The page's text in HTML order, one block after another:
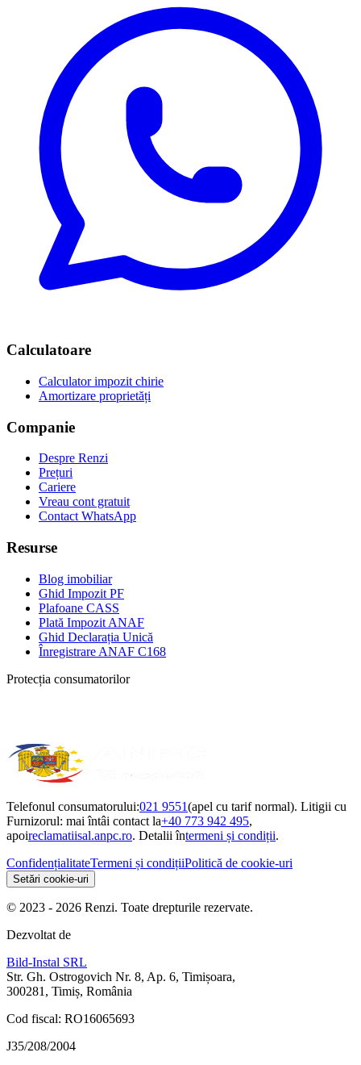
Calculatoare
Calculator impozit chirie
Amortizare proprietăți
Companie
Despre Renzi
Prețuri
Cariere
Vreau cont gratuit
Contact WhatsApp
Resurse
Blog imobiliar
Ghid Impozit PF
Plafoane CASS
Plată Impozit ANAF
Ghid Declarația Unică
Înregistrare ANAF C168
Protecția consumatorilor
Telefonul consumatorului:021 9551(apel cu tarif normal). Litigii cu
Furnizorul: mai întâi contact la+40 773 942 495,
apoireclamatiisal.anpc.ro. Detalii întermeni și condiții.
ConfidențialitateTermeni și condițiiPolitică de cookie-uri
Setări cookie-uri
© 2023 - 2026 Renzi. Toate drepturile rezervate.
Dezvoltat de
Bild-Instal SRL
Str. Gh. Ostrogovich Nr. 8, Ap. 6, Timișoara,
300281, Timiș, România
Cod fiscal: RO16065693
J35/208/2004